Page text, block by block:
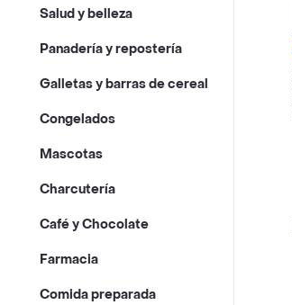
Salud y belleza
Panadería y repostería
Galletas y barras de cereal
Congelados
Mascotas
Charcutería
Café y Chocolate
Farmacia
Comida preparada